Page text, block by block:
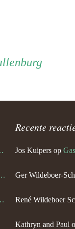
(--1687)
/ Jaackman (--1651)
(--1658)
Recente
Jos Kuipers op
Ger Wildeboer-
René Wildeboer
Kathryn and Paul